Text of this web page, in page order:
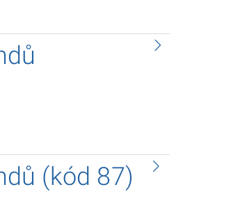
zbytku je vykrývají. K
vytvořených sloučením území
obce nejsou vždy souvislým
obce mohou být místně
(kód 87)